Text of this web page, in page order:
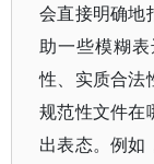
会直接明确地
助一些模糊
性、实质合法
规范性文件在
出表态。例如